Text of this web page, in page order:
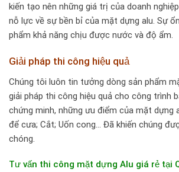
kiến tạo nên những giá trị của doanh
nỗ lực về sự bền bỉ của mặt dựng alu. Sự
phẩm khả năng chịu được nước và độ ẩm.
Giải pháp thi công hiệu quả
Chúng tôi luôn tin tưởng dòng sản phẩm
giải pháp thi công hiệu quả cho công trình
chứng minh, những ưu điểm của mặt dựng
để cưa; Cắt; Uốn cong… Đã khiến chúng
chóng.
Tư vấn thi công mặt dựng Alu giá rẻ tại